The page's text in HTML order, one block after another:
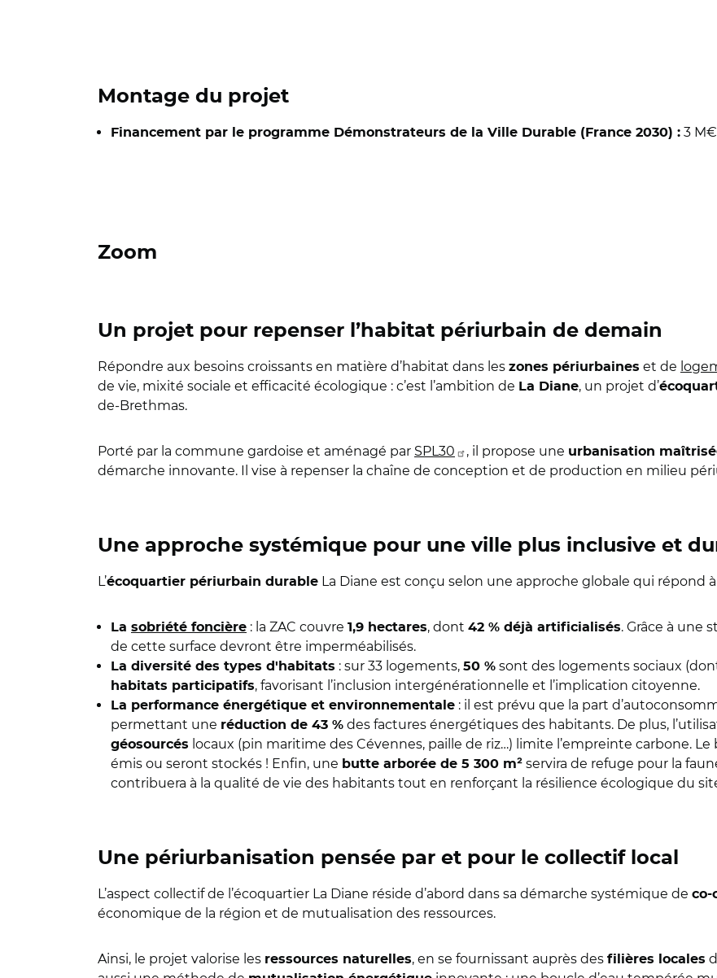
Montage du projet
Financement par le programme Démonstrateurs de la Ville Durable (France 2030) : 3 M€
Zoom
Un projet pour repenser l’habitat périurbain de demain
Répondre aux besoins croissants en matière d’habitat dans les zones périurbaines et de
de vie, mixité sociale et efficacité écologique : c’est l’ambition de La Diane, un projet d’
de-Brethmas.
Porté par la commune gardoise et aménagé par SPL30 , il propose une urbanisation
démarche innovante. Il vise à repenser la chaîne de conception et de production en milieu
Une approche systémique pour une ville plus inclusive et
L’écoquartier périurbain durable La Diane est conçu selon une approche globale qui répond
La sobriété foncière : la ZAC couvre 1,9 hectares, dont 42 % déjà artificialisés. Grâce à une
de cette surface devront être imperméabilisés.
La diversité des types d'habitats : sur 33 logements, 50 % sont des logements sociaux
habitats participatifs, favorisant l’inclusion intergénérationnelle et l’implication citoyenne.
La performance énergétique et environnementale : il est prévu que la part
permettant une réduction de 43 % des factures énergétiques des habitants. De plus,
géosourcés locaux (pin maritime des Cévennes, paille de riz…) limite l’empreinte carbone. Le
émis ou seront stockés ! Enfin, une butte arborée de 5 300 m² servira de refuge pour la
contribuera à la qualité de vie des habitants tout en renforçant la résilience écologique du
Une périurbanisation pensée par et pour le collectif local
L’aspect collectif de l’écoquartier La Diane réside d’abord dans sa démarche systémique de co-
économique de la région et de mutualisation des ressources.
Ainsi, le projet valorise les ressources naturelles, en se fournissant auprès des filières locales